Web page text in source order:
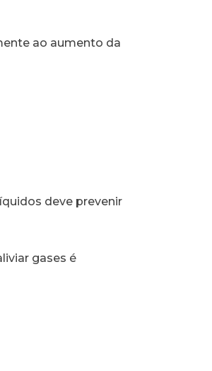
ao aumento da
deve prevenir
gases é